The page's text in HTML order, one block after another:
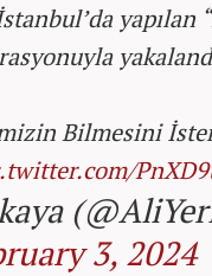
yapılan
Bilmesini
3, 2024